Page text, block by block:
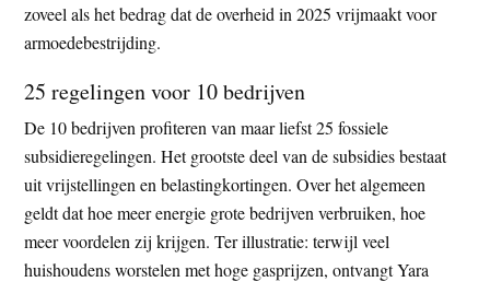
zoveel als het bedrag dat de overheid in 2025 vrijmaakt voor
armoedebestrijding.
25 regelingen voor 10 bedrijven
De 10 bedrijven profiteren van maar liefst 25 fossiele
subsidieregelingen. Het grootste deel van de subsidies bestaat
uit vrijstellingen en belastingkortingen. Over het algemeen
geldt dat hoe meer energie grote bedrijven verbruiken, hoe
meer voordelen zij krijgen. Ter illustratie: terwijl veel
huishoudens worstelen met hoge gasprijzen, ontvangt Yara